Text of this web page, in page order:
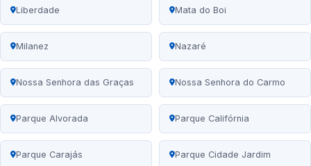
Liberdade Mata do Boi
Milanez Nazaré
Nossa Senhora das Graças Nossa Senhora do Carmo
Parque Alvorada Parque Califórnia
Parque Carajás Parque Cidade Jardim